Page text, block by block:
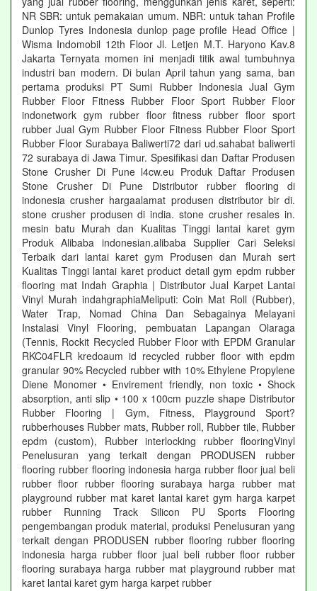
NR SBR: untuk pemakaian umum. NBR: untuk tahan Profile
Dunlop Tyres Indonesia dunlop page profile Head Office |
Wisma Indomobil 12th Floor Jl. Letjen M.T. Haryono Kav.8
Jakarta Ternyata momen ini menjadi titik awal tumbuhnya
industri ban modern. Di bulan April tahun yang sama, ban
pertama produksi PT Sumi Rubber Indonesia Jual Gym
Rubber Floor Fitness Rubber Floor Sport Rubber Floor
indonetwork gym rubber floor fitness rubber floor sport
rubber Jual Gym Rubber Floor Fitness Rubber Floor Sport
Rubber Floor Surabaya Baliwerti72 dari ud.sahabat baliwerti
72 surabaya di Jawa Timur. Spesifikasi dan Daftar Produsen
Stone Crusher Di Pune l4cw.eu Produk Daftar Produsen
Stone Crusher Di Pune Distributor rubber flooring di
indonesia crusher hargaalamat produsen distributor bir di.
stone crusher produsen di india. stone crusher resales in.
mesin batu Murah dan Kualitas Tinggi lantai karet gym
Produk Alibaba indonesian.alibaba Supplier Cari Seleksi
Terbaik dari lantai karet gym Produsen dan Murah sert
Kualitas Tinggi lantai karet product detail gym epdm rubber
flooring mat Indah Graphia | Distributor Jual Karpet Lantai
Vinyl Murah indahgraphiaMeliputi: Coin Mat Roll (Rubber),
Water Trap, Nomad China Dan Sebagainya Melayani
Instalasi Vinyl Flooring, pembuatan Lapangan Olaraga
(Tennis, Rockit Recycled Rubber Floor with EPDM Granular
RKC04FLR kredoaum id recycled rubber floor with epdm
granular 90% Recycled rubber with 10% Ethylene Propylene
Diene Monomer • Envirement friendly, non toxic • Shock
absorption, anti slip • 100 x 100cm puzzle shape Distributor
Rubber Flooring | Gym, Fitness, Playground Sport?
rubberhouses Rubber mats, Rubber roll, Rubber tile, Rubber
epdm (custom), Rubber interlocking rubber flooringVinyl
Penelusuran yang terkait dengan PRODUSEN rubber
flooring rubber flooring indonesia harga rubber floor jual beli
rubber floor rubber flooring surabaya harga rubber mat
playground rubber mat karet lantai karet gym harga karpet
rubber Running Track Silicon PU Sports Flooring
pengembangan produk material, produksi Penelusuran yang
terkait dengan PRODUSEN rubber flooring rubber flooring
indonesia harga rubber floor jual beli rubber floor rubber
flooring surabaya harga rubber mat playground rubber mat
karet lantai karet gym harga karpet rubber